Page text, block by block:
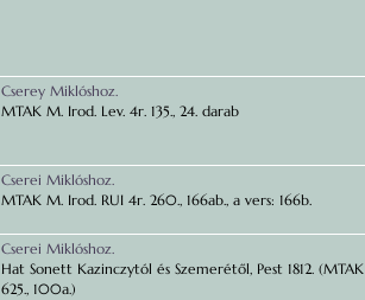
Cserey Miklóshoz.
MTAK M. Irod. Lev. 4r. 135., 24. darab
Cserei Miklóshoz.
MTAK M. Irod. RUI 4r. 260., 166ab., a vers: 166b.
Cserei Miklóshoz.
Hat Sonett Kazinczytól és Szemerétől, Pest 1812. (MTAK
625., 100a.)